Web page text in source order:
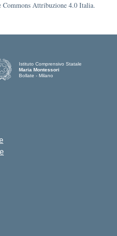
Commons Attribuzione 4.0 Italia.
Istituto Comprensivo Statale
Maria Montessori
Bollate - Milano